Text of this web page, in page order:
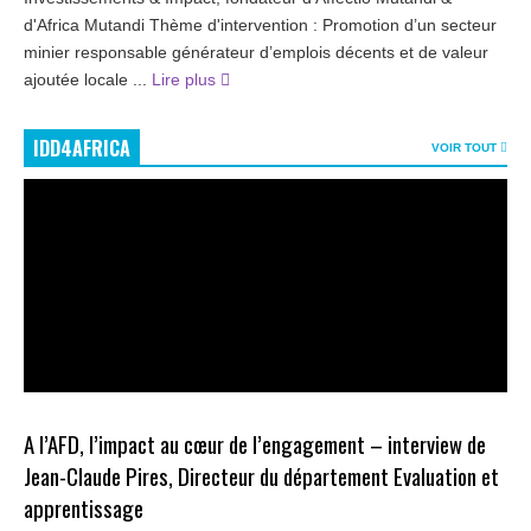
d'Africa Mutandi Thème d'intervention : Promotion d’un secteur
minier responsable générateur d’emplois décents et de valeur
ajoutée locale ... Lire plus
IDD4AFRICA VOIR TOUT
A l’AFD, l’impact au cœur de l’engagement – interview de
Jean-Claude Pires, Directeur du département Evaluation et
apprentissage